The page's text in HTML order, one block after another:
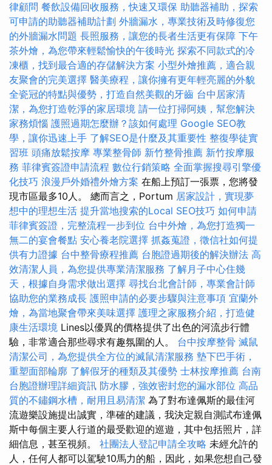
律顧問 餐飲設備回收服務，快速又環保 助聽器補助，探索
可申請的助聽器補助計劃 外牆漏水，專業技術及時修復您
的外牆漏水問題 長照服務，讓您的長者生活更有保障 下午
茶外燴，為您帶來輕鬆愉快的午後時光 探索不同款式的冷
凍櫃，找到最合適的存儲解決方案 小型外燴推薦，適合親
友聚會的完美選擇 醫美療程，讓你擁有更年輕亮麗的外貌
全瓷冠的特點與優勢，打造自然美觀的牙齒 台中居家清
潔，為您打造乾淨的家居環境 請一位打掃阿姨，幫您解決
家務煩惱 護照過期怎麼辦？該如何處理 Google SEO教
學，讓你迅速上手 了解SEO是什麼及其重要性 整復學徒實
習班 頭痛放鬆按摩 專業整骨師 新竹整骨推薦 新竹按摩服
務 菲律賓簽證申請流程 數位行銷策略 全面掌握搜尋引擎優
化技巧 浪漫戶外婚禮外燴方案 在船上預訂一張票，您將發
現市區最多10人。 總而言之，Portum 居家設計，實現夢
想中的理想生活 提升當地搜索的Local SEO技巧 如何申請
菲律賓簽證，完整流程一步到位 台中外燴，為您打造獨一
無二的宴會餐點 安心養老院選擇 抓姦蒐證，徵信社如何提
供有力證據 台中整骨療程推薦 台胞證過期後的解決辦法 高
效清潔人員，為您提供專業清潔服務 了解月子中心住幾
天，根據自身需求做出選擇 尋找台北會計師，專業會計師
協助您的業務成長 護照申請的必要步驟與注意事項 宜蘭外
燴，為當地聚會帶來美味選擇 護理之家服務介紹，打造健
康生活環境 Lines以優異的價格提供了出色的河流步行體
驗，非常適合那些尋求有趣氛圍的人。 台中按摩整骨 滅鼠
清潔公司，為您提供全方位的滅鼠清潔服務 墊下巴手術，
重塑面部輪廓 了解假牙的種類及其優勢 士林按摩推薦 台南
台胞證辦理詳細資訊 防水膠，強效密封您的漏水部位 高品
質的不鏽鋼水槽，耐用且易清潔 為了對布達佩斯的最佳河
流遊樂設施提出誠實，準確的建議，我決定親自測試布達佩
斯中每個主要人行道的最受歡迎的巡遊，其中包括照片，詳
細信息，甚至視頻。 社團法人登記申請全攻略 未經允許的
人，任何人都可以駕駛10馬力的船，因此，如果您想自己發